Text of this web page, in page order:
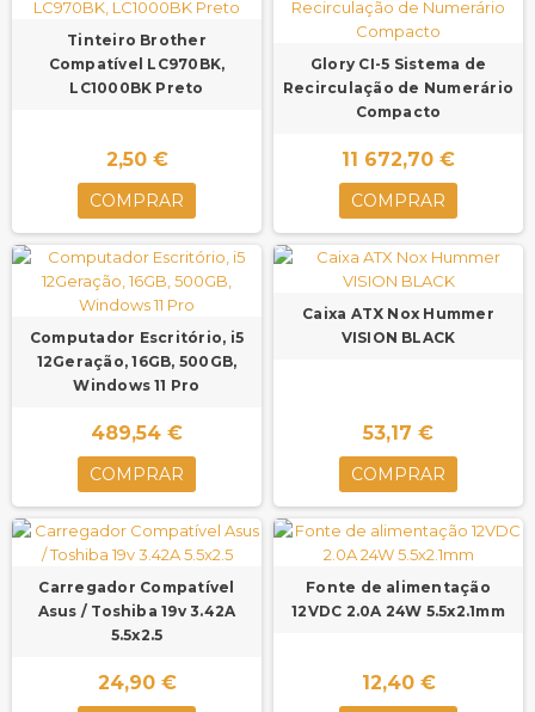
Tinteiro Brother
Compatível LC970BK,
LC1000BK Preto
2,50 €
COMPRAR
Glory CI-5 Sistema de
Recirculação de Numerário
Compacto
11 672,70 €
COMPRAR
Computador Escritório, i5
12Geração, 16GB, 500GB,
Windows 11 Pro
489,54 €
COMPRAR
Caixa ATX Nox Hummer
VISION BLACK
53,17 €
COMPRAR
Carregador Compatível
Asus / Toshiba 19v 3.42A
5.5x2.5
24,90 €
Fonte de alimentação
12VDC 2.0A 24W 5.5x2.1mm
12,40 €